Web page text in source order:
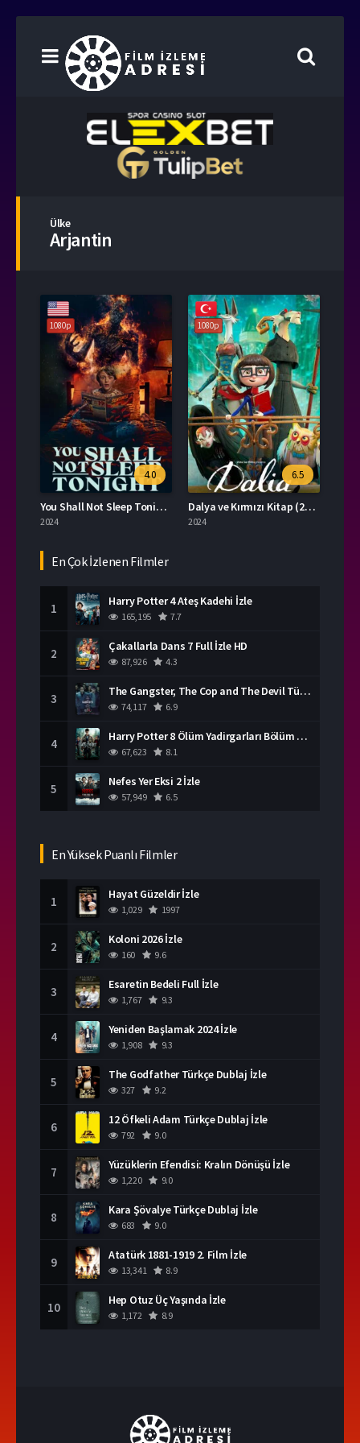
Ülke
Arjantin
1080p
4.0
You Shall Not Sleep Tonight Türkçe Dublaj İzle
2024
1080p
6.5
Dalya ve Kırmızı Kitap (2025) Film İzle
2024
En Çok İzlenen Filmler
1 Harry Potter 4 Ateş Kadehi İzle
165,195 7.7
2 Çakallarla Dans 7 Full İzle HD
87,926 4.3
3 The Gangster, The Cop and The Devil Türkçe Dublaj İzle
74,117 6.9
4 Harry Potter 8 Ölüm Yadirgarları Bölüm 2 İzle
67,623 8.1
5 Nefes Yer Eksi 2 İzle
57,949 6.5
En Yüksek Puanlı Filmler
1 Hayat Güzeldir İzle
1,029 1997
2 Koloni 2026 İzle
160 9.6
3 Esaretin Bedeli Full İzle
1,767 9.3
4 Yeniden Başlamak 2024 İzle
1,908 9.3
5 The Godfather Türkçe Dublaj İzle
327 9.2
6 12 Öfkeli Adam Türkçe Dublaj İzle
792 9.0
7 Yüzüklerin Efendisi: Kralın Dönüşü İzle
1,220 9.0
8 Kara Şövalye Türkçe Dublaj İzle
683 9.0
9 Atatürk 1881-1919 2. Film İzle
13,341 8.9
10 Hep Otuz Üç Yaşında İzle
1,172 8.9